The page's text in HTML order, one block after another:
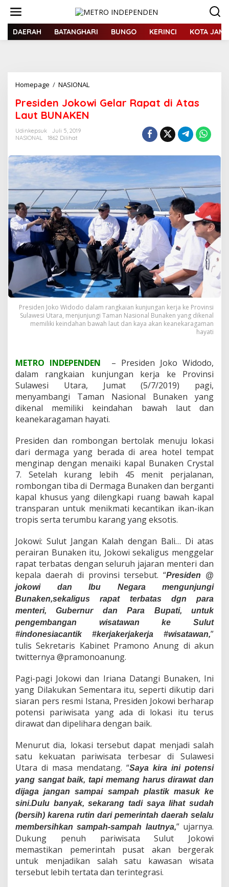
t
DAERAH BATANGHARI BUNGO KERINCI KOTA
Homepage / NASIONAL
e
J
o
k
o
i
G
e
l
a
r
R
a
p
a
t
d
i
A
L
a
u
B
U
N
E
N
Presiden Jokowi Gelar Rapat di Atas
Laut BUNAKEN
Udinkepsuk
Juli 5, 2019
NASIONAL
1862 Dilihat
Presiden Joko Widodo dalam rangkaian kunjungan kerja ke Provinsi
Sulawesi Utara, menjunjungi Taman Nasional Bunaken yang dikenal
memiliki keindahan bawah laut dan kaya akan keanekaragaman
hayati
METRO INDEPENDEN – Presiden Joko Widodo,
dalam rangkaian kunjungan kerja ke Provinsi
Sulawesi Utara, Jumat (5/7/2019) pagi,
menyambangi Taman Nasional Bunaken yang
dikenal memiliki keindahan bawah laut dan
keanekaragaman hayati.
Presiden dan rombongan bertolak menuju lokasi
dari dermaga yang berada di area hotel tempat
menginap dengan menaiki kapal Bunaken Crystal
7. Setelah kurang lebih 45 menit perjalanan,
rombongan tiba di Dermaga Bunaken dan berganti
kapal khusus yang dilengkapi ruang bawah kapal
transparan untuk menikmati kecantikan ikan-ikan
tropis serta terumbu karang yang eksotis.
Jokowi: Sulut Jangan Kalah dengan Bali… Di atas
perairan Bunaken itu, Jokowi sekaligus menggelar
rapat terbatas dengan seluruh jajaran menteri dan
kepala daerah di provinsi tersebut. “Presiden @
jokowi dan Ibu Negara mengunjungi
Bunaken,sekaligus rapat terbatas dgn para
menteri, Gubernur dan Para Bupati, untuk
pengembangan wisatawan ke Sulut
#indonesiacantik #kerjakerjakerja #wisatawan,”
tulis Sekretaris Kabinet Pramono Anung di akun
twitternya @pramonoanung.
Pagi-pagi Jokowi dan Iriana Datangi Bunaken, Ini
yang Dilakukan Sementara itu, seperti dikutip dari
siaran pers resmi Istana, Presiden Jokowi berharap
potensi pariwisata yang ada di lokasi itu terus
dirawat dan dipelihara dengan baik.
Menurut dia, lokasi tersebut dapat menjadi salah
satu kekuatan pariwisata terbesar di Sulawesi
Utara di masa mendatang. “Saya kira ini potensi
yang sangat baik, tapi memang harus dirawat dan
dijaga jangan sampai sampah plastik masuk ke
sini.Dulu banyak, sekarang tadi saya lihat sudah
(bersih) karena rutin dari pemerintah daerah selalu
membersihkan sampah-sampah lautnya,” ujarnya.
Dukung penuh pariwisata Sulut Jokowi
memastikan pemerintah pusat akan bergerak
untuk menjadikan salah satu kawasan wisata
tersebut lebih tertata dan terintegrasi.